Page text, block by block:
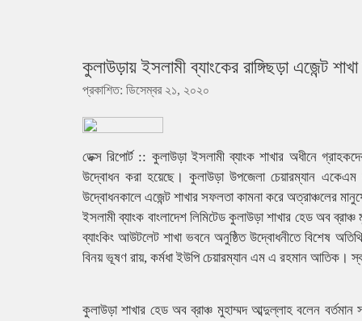
কুলাউড়ায় ইসলামী ব্যাংকের রাঙ্গিছড়া এজেন্ট
প্রকাশিত: ডিসেম্বর ২১, ২০২০
ডেক্স রিপোর্ট :: কুলাউড়া ইসলামী ব্যাংক শাখার অধীনে
উদ্বোধন করা হয়েছে। কুলাউড়া উপজেলা চেয়ারম্যান একেএম
উদ্বোধনকালে এজেন্ট শাখার সফলতা কামনা করে অত্রাঞ্চলের
ইসলামী ব্যাংক বাংলাদেশ লিমিটেড কুলাউড়া শাখার হেড অব
ব্যাংকিং আউটলেট শাখা ভবনে অনুষ্ঠিত উদ্বোধনীতে বিশেষ
বিনয় ভূষণ রায়, কর্মধা ইউপি চেয়ারম্যান এম এ রহমান আতিক।
কুলাউড়া শাখার হেড অব ব্রাঞ্চ মুহাম্মদ আব্দুল্লাহ বলেন বর্তমান